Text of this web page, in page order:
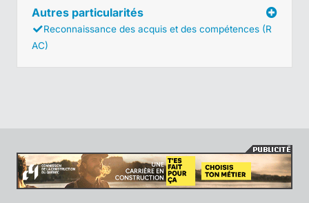
Autres particularités
Reconnaissance des acquis et des compétences (R
AC)